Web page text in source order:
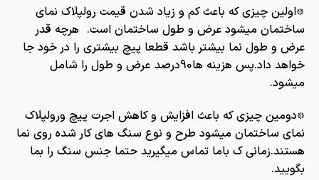
٭اولین چیزی که باعث کم و زیاد شدن قیمت رولپلاک نمای
ساختمان میشود عرض و طول ساختمان است. هرچه قدر
عرض و طول نما بیشتر باشد قطعا پیچ بیشتری را در خود جا
خواهد داد.پس هزینه ها90درصد عرض و طول را شامل
میشود.
٭دومین چیزی که باعث افزایش و کاهش اجرت پیچ ورولپلاک
نمای ساختمان میشود طرح و نوع سنگ های کار شده روی نما
هستند.زمانی ک باما تماس میگیرید حتما جنس سنگ را بما
بگویید.